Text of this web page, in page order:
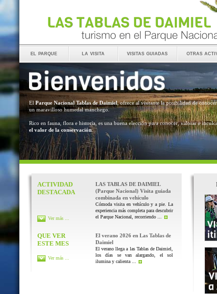
el parque la visita visitas guiadas otras
El Parque Nacional Tablas de Daimiel, ofrece al visitante la posibilidad de conocer
un maravilloso humedal manchego.
Rico en fauna, flora e historia, es una buena elección para conocer, valorar e
el valor de la conservación.
ACTIVIDAD
DESTACADA
LAS TABLAS DE DAIMIEL
(Parque Nacional) Visita guiada
combinada en vehículo
Cómoda visita en vehículo y a pie. La
experiencia más completa para descubrir
el Parque Nacional, recorriendo ...
Ver más ...
QUE VER
ESTE MES
El verano 2026 en Las Tablas de
Daimiel
El verano llega a las Tablas de Daimiel,
los días se van alargando, el sol
ilumina y calienta ...
Ver más ...